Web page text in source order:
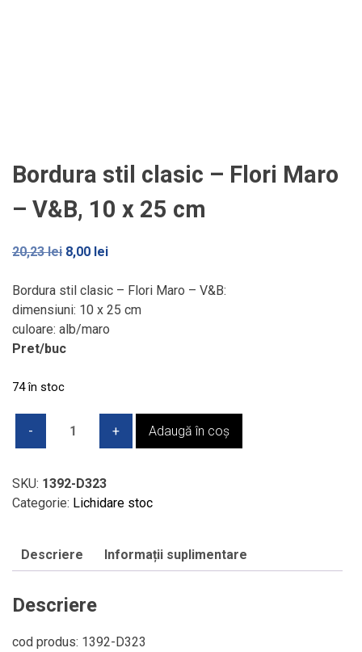
Bordura stil clasic – Flori Maro
– V&B, 10 x 25 cm
20,23lei Prețul
a
fost:
20,23 lei.
8,00 leiPrețul
este:
8,00 lei.
Bordura stil clasic – Flori Maro – V&B:
dimensiuni: 10 x 25 cm
culoare: alb/maro
Pret/buc
74 în stoc
Cantitate
clasic
-
-
x
25
Adaugă în coș
SKU: 1392-D323
Categorie: Lichidare stoc
Descriere Informații suplimentare
Descriere
cod produs: 1392-D323